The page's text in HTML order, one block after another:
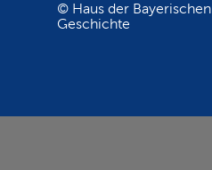
© Haus der Bayerischen
Geschichte